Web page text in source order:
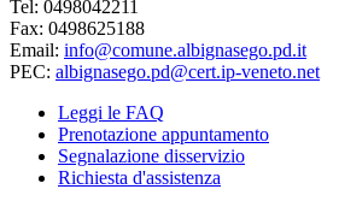
Tel: 0498042211
Fax: 0498625188
Email: info@comune.albignasego.pd.it
PEC: albignasego.pd@cert.ip-veneto.net
Leggi le FAQ
Prenotazione appuntamento
Segnalazione disservizio
Richiesta d'assistenza